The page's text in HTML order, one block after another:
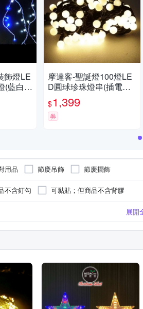
飾燈LE
(藍白
) 本島
摩達客-聖誕燈100燈LE
D圓球珍珠燈串(插電式/
暖白光黑線/ 附控制器跳
機)(高亮度又省電)
$1,399
券
用品 節慶吊飾 節慶擺飾
不含釘勾 可黏貼；但商品不含背膠
展開